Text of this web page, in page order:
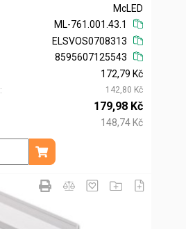
McLED
ML-761.001.43.1
ELSVOS0708313
8595607125543
172,79 Kč
142,80 Kč
179,98 Kč
148,74 Kč
m
Přidat do košíku